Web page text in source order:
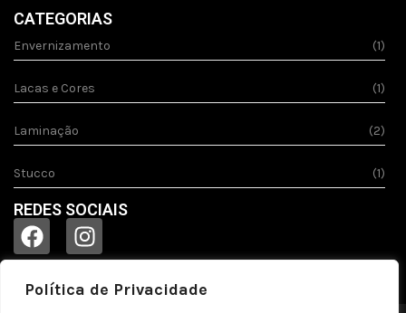
Política de Privacidade
CATEGORIAS
Envernizamento (1)
Lacas e Cores (1)
Laminação (2)
Stucco (1)
REDES SOCIAIS